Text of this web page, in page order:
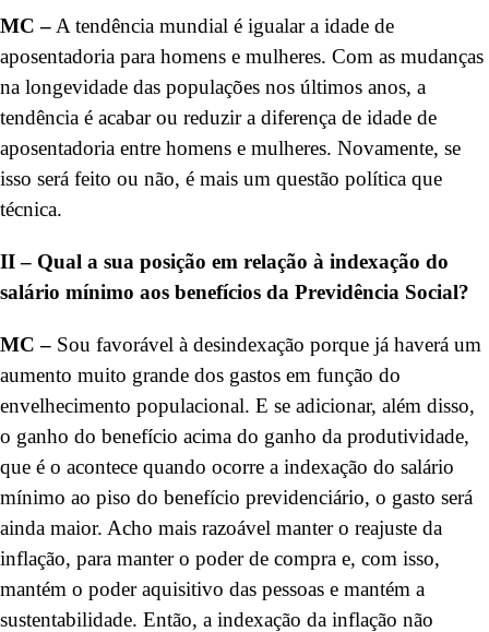
MC – A tendência mundial é igualar a idade de
aposentadoria para homens e mulheres. Com as mudanças
na longevidade das populações nos últimos anos, a
tendência é acabar ou reduzir a diferença de idade de
aposentadoria entre homens e mulheres. Novamente, se
isso será feito ou não, é mais um questão política que
técnica.
II – Qual a sua posição em relação à indexação do
salário mínimo aos benefícios da Previdência Social?
MC – Sou favorável à desindexação porque já haverá um
aumento muito grande dos gastos em função do
envelhecimento populacional. E se adicionar, além disso,
o ganho do benefício acima do ganho da produtividade,
que é o acontece quando ocorre a indexação do salário
mínimo ao piso do benefício previdenciário, o gasto será
ainda maior. Acho mais razoável manter o reajuste da
inflação, para manter o poder de compra e, com isso,
mantém o poder aquisitivo das pessoas e mantém a
sustentabilidade. Então, a indexação da inflação não